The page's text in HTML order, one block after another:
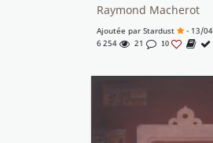
Raymond Macherot
Ajoutée par Stardust
- 13/
6 254
21 10